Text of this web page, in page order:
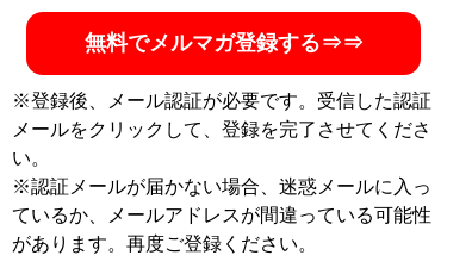
無料でメルマガ登録する⇒⇒
※登録後、メール認証が必要です。受信した認証
メールをクリックして、登録を完了させてくださ
い。
※認証メールが届かない場合、迷惑メールに入っ
ているか、メールアドレスが間違っている可能性
があります。再度ご登録ください。